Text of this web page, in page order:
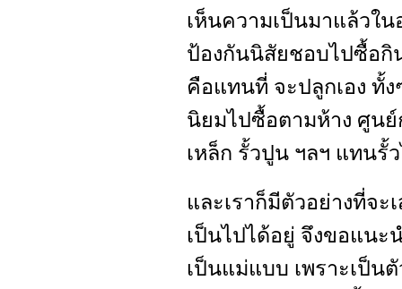
เห็นความเป็นมาแล้วใน
ป้องกันนิสัยชอบไปซื้อกิ
คือแทนที่ จะปลูกเอง ทั้
นิยมไปซื้อตามห้าง ศูนย์
เหล็ก รั้วปูน ฯลฯ แทน
และเราก็มีตัวอย่างที่จะ
เป็นไปได้อยู่ จึงขอแนะ
เป็นแม่แบบ เพราะเป็น